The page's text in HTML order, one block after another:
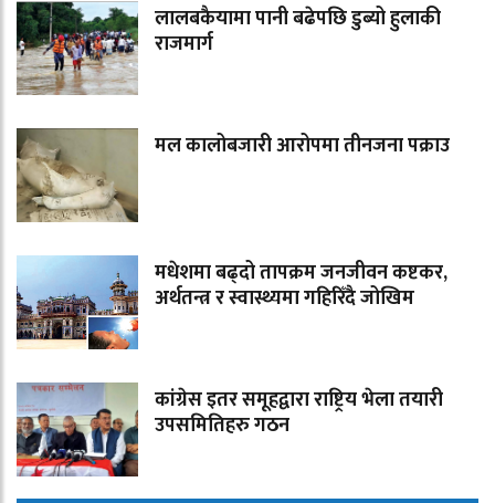
लालबकैयामा पानी बढेपछि डुब्यो हुलाकी
राजमार्ग
मल कालोबजारी आरोपमा तीनजना पक्राउ
मधेशमा बढ्दो तापक्रम जनजीवन कष्टकर,
अर्थतन्त्र र स्वास्थ्यमा गहिरिँदै जोखिम
कांग्रेस इतर समूहद्वारा राष्ट्रिय भेला तयारी
उपसमितिहरु गठन